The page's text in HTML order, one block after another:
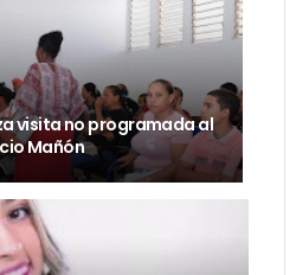
visita no programada al
Mañón